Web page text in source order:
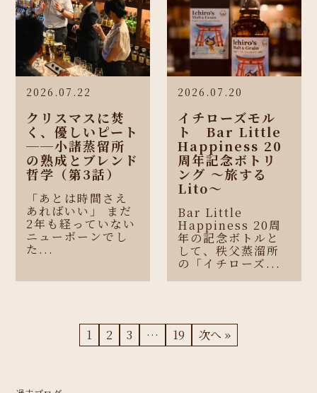
2026.07.22
クリスマスに焚
く、優しいピート
──小諸蒸留所
の熟成とブレンド
哲学（第3話）
「あとは時間さえ
あればいい」 まだ
2年も経っていない
ニューボーンでし
た...
2026.07.20
イチローズモル
ト Bar Little
Happiness 20
周年記念ボトリ
ング 〜旅する
Lito〜
Bar Little
Happiness 20周
年の記念ボトルと
して、秩父蒸溜所
の「イチローズ...
1 2 3 … 19 次へ »